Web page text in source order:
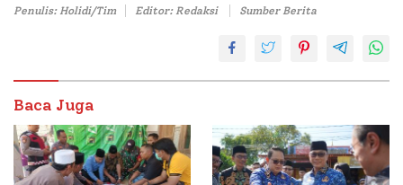
Penulis: Holidi/Tim Editor: Redaksi Sumber Berita
Baca Juga